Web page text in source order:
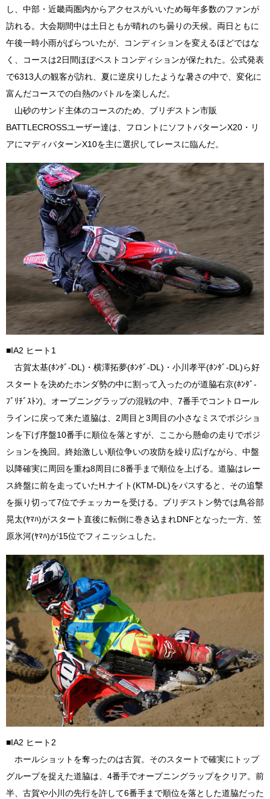
し、中部・近畿両圏内からアクセスがいいため毎年多数のファンが
訪れる。大会期間中は土日ともが晴れのち曇りの天候。両日ともに
午後一時小雨がぱらついたが、コンディションを変えるほどではな
く、コースは2日間ほぼベストコンディションが保たれた。公式発表
で6313人の観客が訪れ、夏に逆戻りしたような暑さの中で、変化に
富んだコースでの白熱のバトルを楽しんだ。
山砂のサンド主体のコースのため、ブリヂストン市販
BATTLECROSSユーザー達は、フロントにソフトパターンX20・リ
アにマディパターンX10を主に選択してレースに臨んだ。
■IA2 ヒート1
古賀太基(ﾎﾝﾀﾞ-DL)・横澤拓夢(ﾎﾝﾀﾞ-DL)・小川孝平(ﾎﾝﾀﾞ-DL)ら好
スタートを決めたホンダ勢の中に割って入ったのが道脇右京(ﾎﾝﾀﾞ-
ﾌﾞﾘﾁﾞｽﾄﾝ)。オープニングラップの混戦の中、7番手でコントロール
ラインに戻って来た道脇は、2周目と3周目の小さなミスでポジショ
ンを下げ序盤10番手に順位を落とすが、ここから懸命の走りでポジ
ションを挽回。終始激しい順位争いの攻防を繰り広げながら、中盤
以降確実に周回を重ね8周目に8番手まで順位を上げる。道脇はレー
ス終盤に前を走っていたH.ナイト(KTM-DL)をパスすると、その追撃
を振り切って7位でチェッカーを受ける。ブリヂストン勢では鳥谷部
晃太(ﾔﾏﾊ)がスタート直後に転倒に巻き込まれDNFとなった一方、笠
原氷河(ﾔﾏﾊ)が15位でフィニッシュした。
■IA2 ヒート2
ホールショットを奪ったのは古賀。そのスタートで確実にトップ
グループを捉えた道脇は、4番手でオープニングラップをクリア。前
半、古賀や小川の先行を許して6番手まで順位を落とした道脇だった